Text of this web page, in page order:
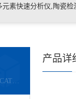
瓷检测仪,玻璃耐火材料检测仪，石墨
PRODUCT CLASSIFICATION
产品详